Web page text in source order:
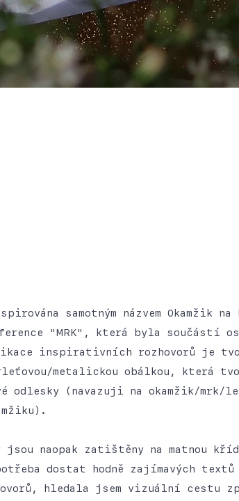
samotným názvem Okamžik na
"MRK", která byla součástí
inspirativních rozhovorů je
metalickou obálkou, která
odlesky (navazuji na okamžik/mrk/
naopak zatištěny na matnou
dostat hodně zajímavých textů
hledala jsem vizuální cestu